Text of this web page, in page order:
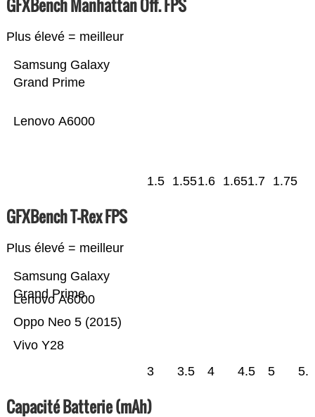
GFXBench Manhattan Off. FPS
Plus élevé = meilleur
Lenovo A6000
Samsung Galaxy
Grand Prime
1.5 1.551.6 1.651.7 1.75
GFXBench T-Rex FPS
Plus élevé = meilleur
Vivo Y28
Oppo Neo 5 (2015)
Lenovo A6000
Samsung Galaxy
Grand Prime
3 3.5 4 4.5 5 5.5
Capacité Batterie (mAh)